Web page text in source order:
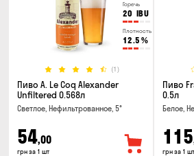
Горечь
20 IBU
Плотность
12.5 %
(1)
Пиво A. Le Coq Alexander
Unfiltered 0.568л
Светлое, Нефильтрованное, 5°
54,00
грн за 1 шт
Пиво
0.5л
Белое,
115
грн за 1 шт